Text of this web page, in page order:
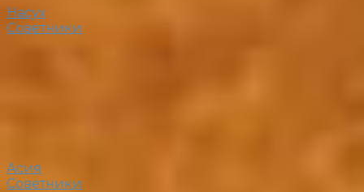
Насух
Советники
Асия
Советники